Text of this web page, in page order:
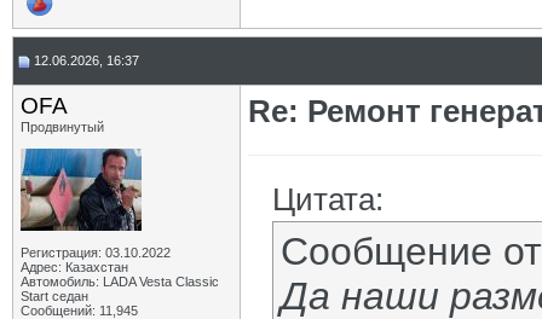
12.06.2026, 16:37
OFA
Продвинутый
Регистрация: 03.10.2022
Адрес: Казахстан
Автомобиль: LADA Vesta Classic
Start седан
Сообщений: 11,945
Re: Ремонт
Цитата:
Сообщение
Да наши